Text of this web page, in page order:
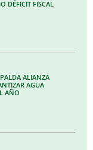
DÉFICIT FISCAL
ALIANZA
AGUA
AÑO